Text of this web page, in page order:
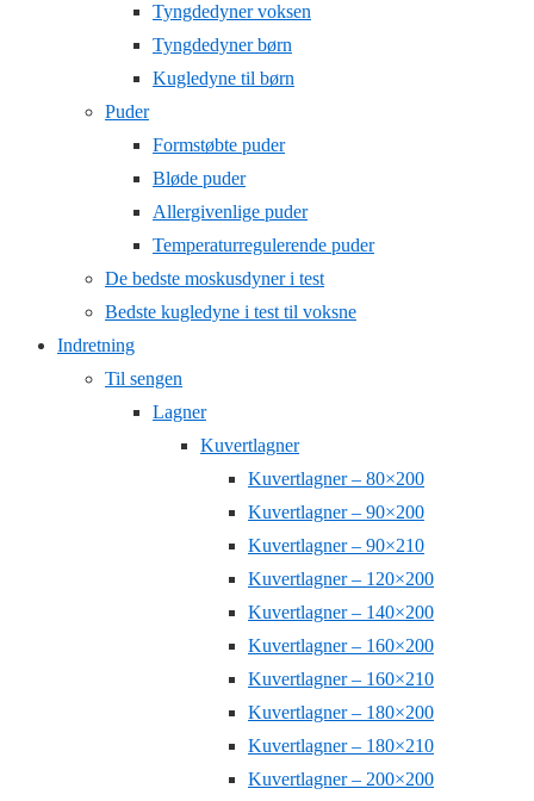
Tyngdedyner voksen
Tyngdedyner børn
Kugledyne til børn
Puder
Formstøbte puder
Bløde puder
Allergivenlige puder
Temperaturregulerende puder
De bedste moskusdyner i test
Bedste kugledyne i test til voksne
Indretning
Til sengen
Lagner
Kuvertlagner
Kuvertlagner – 80×200
Kuvertlagner – 90×200
Kuvertlagner – 90×210
Kuvertlagner – 120×200
Kuvertlagner – 140×200
Kuvertlagner – 160×200
Kuvertlagner – 160×210
Kuvertlagner – 180×200
Kuvertlagner – 180×210
Kuvertlagner – 200×200